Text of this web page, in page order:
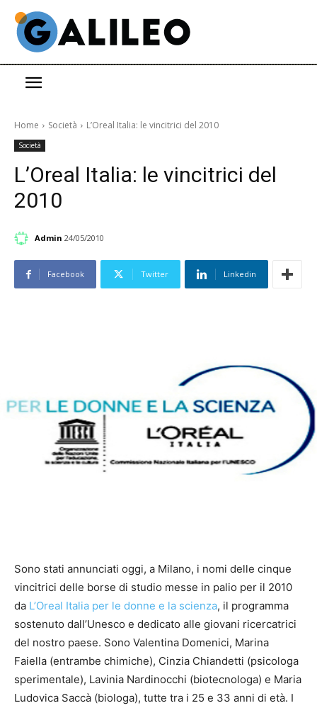
Home Società L’Oreal Italia: le vincitrici del 2010
Società
L’Oreal Italia: le vincitrici del
2010
Admin 24/05/2010
Facebook Twitter Linkedin
Sono stati annunciati oggi, a Milano, i nomi delle cinque
vincitrici delle borse di studio messe in palio per il 2010
da L’Oreal Italia per le donne e la scienza, il programma
sostenuto dall’Unesco e dedicato alle giovani ricercatrici
del nostro paese. Sono Valentina Domenici, Marina
Faiella (entrambe chimiche), Cinzia Chiandetti (psicologa
sperimentale), Lavinia Nardinocchi (biotecnologa) e Maria
Ludovica Saccà (biologa), tutte tra i 25 e 33 anni di età. I